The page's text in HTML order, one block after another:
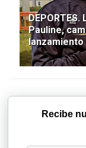
Pauline,
Recibe